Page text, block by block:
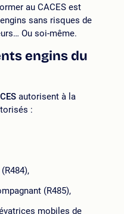
au CACES est
sans risques de
Ou soi-même.
engins du
autorisent à la
:
(R485),
mobiles de